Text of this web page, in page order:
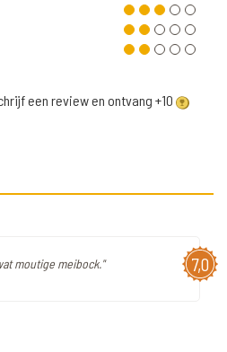
een review en ontvang +10
7,0
moutige meibock."